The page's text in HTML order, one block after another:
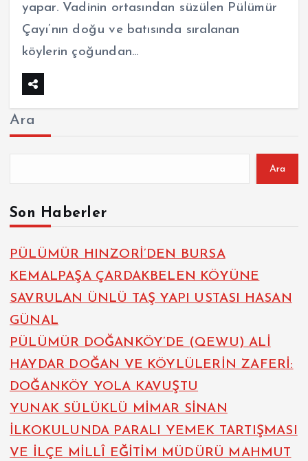
yapar. Vadinin ortasından süzülen Pülümür
Çayı’nın doğu ve batısında sıralanan
köylerin çoğundan…
Ara
Ara
Son Haberler
PÜLÜMÜR HINZORİ’DEN BURSA
KEMALPAŞA ÇARDAKBELEN KÖYÜNE
SAVRULAN ÜNLÜ TAŞ YAPI USTASI HASAN
GÜNAL
PÜLÜMÜR DOĞANKÖY’DE (QEWU) ALİ
HAYDAR DOĞAN VE KÖYLÜLERİN ZAFERİ:
DOĞANKÖY YOLA KAVUŞTU
YUNAK SÜLÜKLÜ MİMAR SİNAN
İLKOKULUNDA PARALI YEMEK TARTIŞMASI
VE İLÇE MİLLÎ EĞİTİM MÜDÜRÜ MAHMUT